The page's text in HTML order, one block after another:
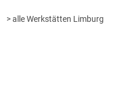
> alle Werkstätten Limburg